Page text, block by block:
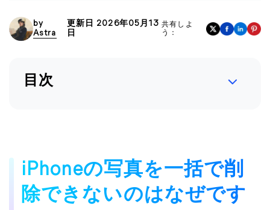
by
Astra
更新日 2026年05月13
日
共有しよ
う：
目次
iPhoneの写真を一括で削
除できないのはなぜです